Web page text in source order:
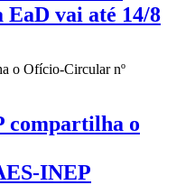
vai até 14/8
compartilha o
INEP